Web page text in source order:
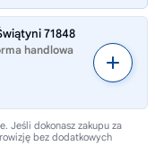
71848
handlowa
Jeśli dokonasz zakupu za
bez dodatkowych